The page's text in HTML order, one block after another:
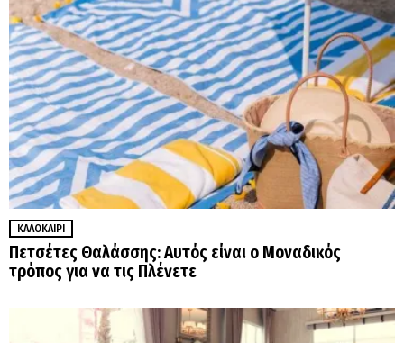
ΚΑΛΟΚΑΊΡΙ
Πετσέτες Θαλάσσης: Αυτός είναι ο Μοναδικός
τρόπος για να τις Πλένετε